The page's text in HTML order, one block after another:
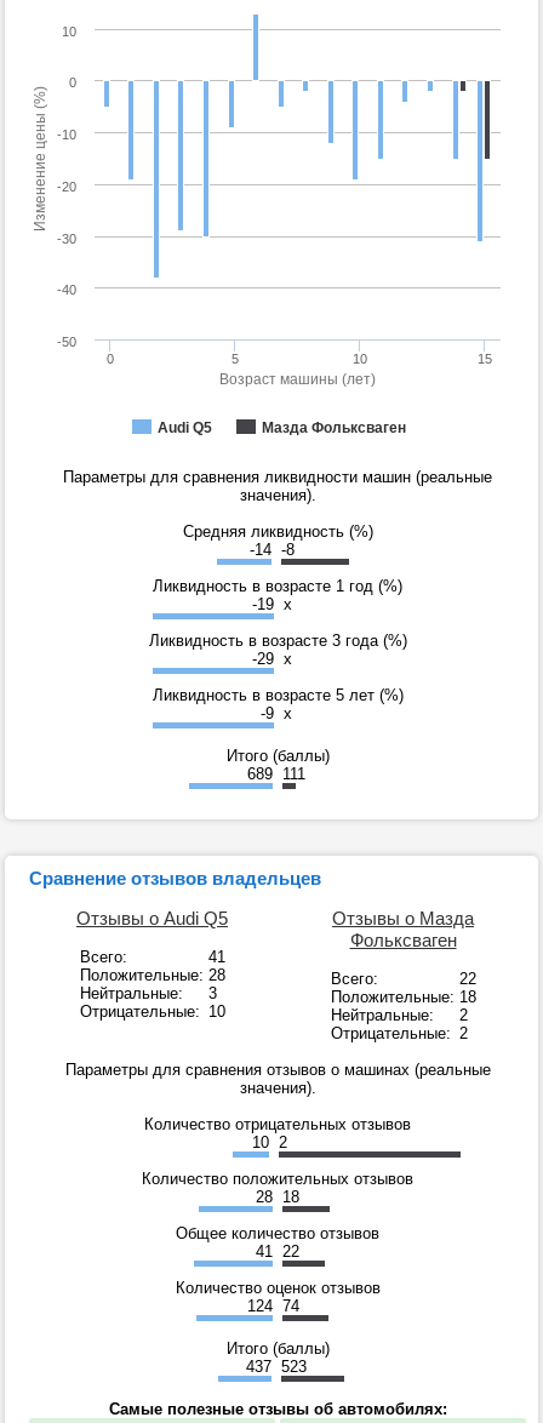
Возраст машины (лет)
Изменение цены (%)
Audi Q5 Мазда Фольксваген
0 5 10 15
-50
-40
-30
-20
-10
0
10
Параметры для сравнения ликвидности машин (реальные
значения).
Средняя ликвидность (%)
-14 -8
Ликвидность в возрасте 1 год (%)
-19 x
Ликвидность в возрасте 3 года (%)
-29 x
Ликвидность в возрасте 5 лет (%)
-9 x
Итого (баллы)
689 111
Сравнение отзывов владельцев
Отзывы о Audi Q5
Всего:
41
Положительные: 28
Нейтральные:
3
Отрицательные: 10
Отзывы о Мазда
Фольксваген
Всего:
22
Положительные: 18
Нейтральные:
2
Отрицательные: 2
Параметры для сравнения отзывов о машинах (реальные
значения).
Количество отрицательных отзывов
10 2
Количество положительных отзывов
28 18
Общее количество отзывов
41 22
Количество оценок отзывов
124 74
Итого (баллы)
437 523
Самые полезные отзывы об автомобилях: